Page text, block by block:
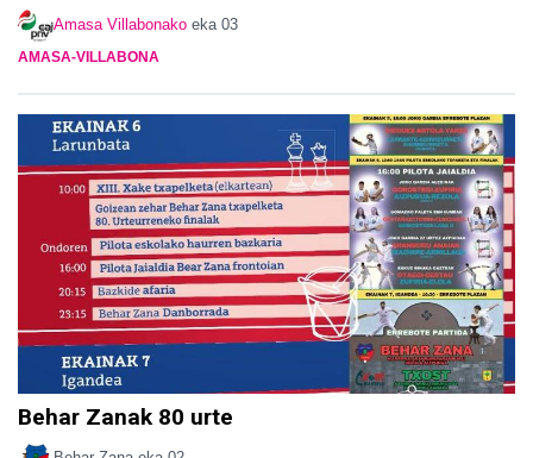
Amasa Villabonako eka 03
AMASA-VILLABONA
Behar Zanak 80 urte